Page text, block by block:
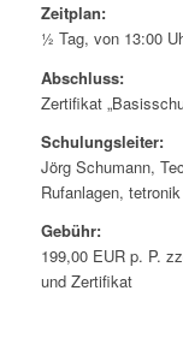
Zeitplan:
½ Tag, von 13:00
Abschluss:
Zertifikat
Schulungsleiter:
Jörg Schumann,
Rufanlagen,
Gebühr:
199,00 EUR p. P.
und Zertifikat